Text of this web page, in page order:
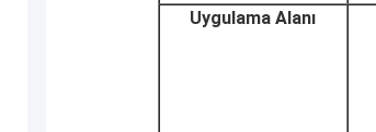
Uygulama Alanı